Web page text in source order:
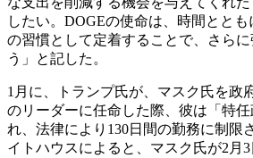
したい。DOGEの使命は、時間とと
の習慣として定着することで、さら
う」と記した。
1月に、トランプ氏が、マスク氏を政
のリーダーに任命した際、彼は「特
れ、法律により130日間の勤務に制限
イトハウスによると、マスク氏が2月